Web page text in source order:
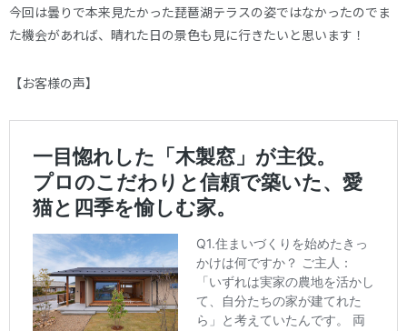
今回は曇りで本来見たかった琵琶湖テラスの姿ではなかったのでま
た機会があれば、晴れた日の景色も見に行きたいと思います！
【お客様の声】